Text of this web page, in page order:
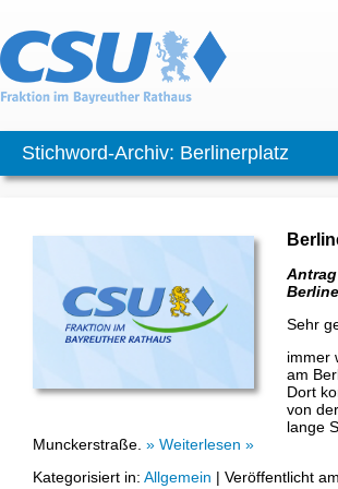
Stichword-Archiv: Berlinerplatz
Sehr
immer
am
Dort
von
lange
Munckerstraße. » Weiterlesen »
Kategorisiert in: Allgemein | Veröffentlicht